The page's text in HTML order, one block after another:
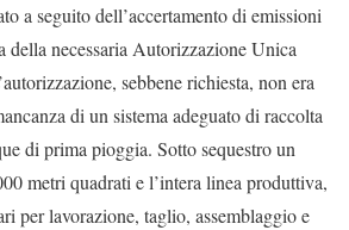
a seguito dell’accertamento di emissioni
della necessaria Autorizzazione Unica
sebbene richiesta, non era
di un sistema adeguato di raccolta
di prima pioggia. Sotto sequestro un
metri quadrati e l’intera linea produttiva,
per lavorazione, taglio, assemblaggio e